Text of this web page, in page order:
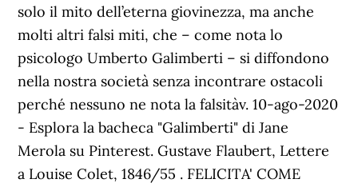
solo il mito dell’eterna giovinezza, ma anche
molti altri falsi miti, che – come nota lo
psicologo Umberto Galimberti – si diffondono
nella nostra società senza incontrare ostacoli
perché nessuno ne nota la falsitàv. 10-ago-2020
- Esplora la bacheca "Galimberti" di Jane
Merola su Pinterest. Gustave Flaubert, Lettere
a Louise Colet, 1846/55 . FELICITA' COME